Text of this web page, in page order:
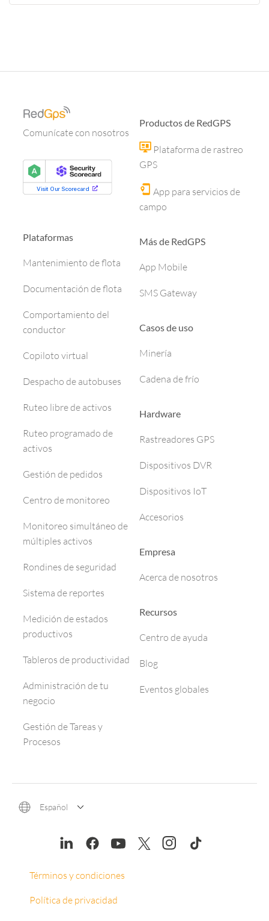
Comunícate con nosotros
Plataformas
Mantenimiento de flota
Documentación de flota
Comportamiento del
conductor
Copiloto virtual
Despacho de autobuses
Ruteo libre de activos
Ruteo programado de
activos
Gestión de pedidos
Centro de monitoreo
Monitoreo simultáneo de
múltiples activos
Rondines de seguridad
Sistema de reportes
Medición de estados
productivos
Tableros de productividad
Administración de tu
negocio
Gestión de Tareas y
Procesos
Productos de RedGPS
Plataforma de rastreo
GPS
App para servicios de
campo
Más de RedGPS
App Mobile
SMS Gateway
Casos de uso
Minería
Cadena de frío
Hardware
Rastreadores GPS
Dispositivos DVR
Dispositivos IoT
Accesorios
Empresa
Acerca de nosotros
Recursos
Centro de ayuda
Blog
Eventos globales
Español
Términos y condiciones
Política de privacidad